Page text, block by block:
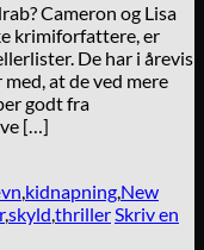
Cameron og Lisa
krimiforfattere, er
De har i årevis
at de ved mere
godt fra
[…]
,kidnapning,New
,skyld,thrillerSkriv en